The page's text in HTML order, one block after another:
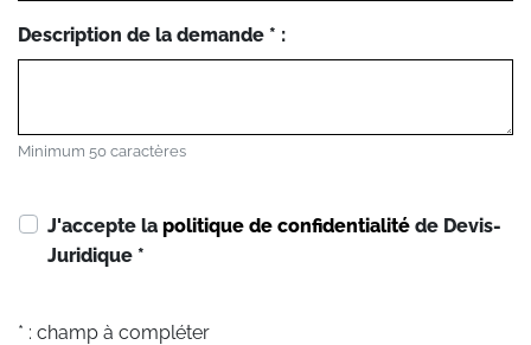
Description de la demande * :
Minimum 50 caractères
J'accepte la politique de confidentialité de Devis-
Juridique *
* : champ à compléter